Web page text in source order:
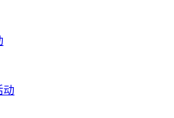
动